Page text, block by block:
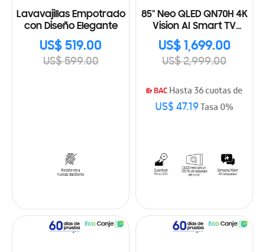
Lavavajillas Empotrado
con Diseño Elegante
US$ 519.00
US$ 599.00
85" Neo QLED QN70H 4K
Vision AI Smart TV
(2026)
US$ 1,699.00
US$ 2,999.00
Hasta 36 cuotas de
US$ 47.19Tasa 0%